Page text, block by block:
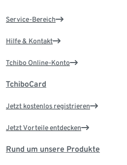
Service-Bereich
Hilfe & Kontakt
Tchibo Online-Konto
TchiboCard
Jetzt kostenlos registrieren
Jetzt Vorteile entdecken
Rund um unsere Produkte